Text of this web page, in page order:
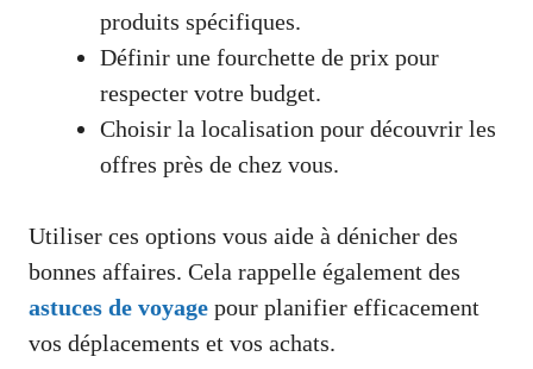
produits spécifiques.
Définir une fourchette de prix pour
respecter votre budget.
Choisir la localisation pour découvrir les
offres près de chez vous.
Utiliser ces options vous aide à dénicher des
bonnes affaires. Cela rappelle également des
astuces de voyage pour planifier efficacement
vos déplacements et vos achats.